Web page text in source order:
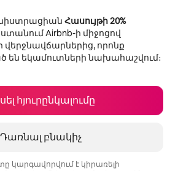
Հասույթի 20%
ստանում Airbnb-ի միջոցով
որոնք
են եկամուտների նախահաշվում։
հյուրընկալումը
Դառնալ բնակիչ
կարգավորվում է կիրառելի